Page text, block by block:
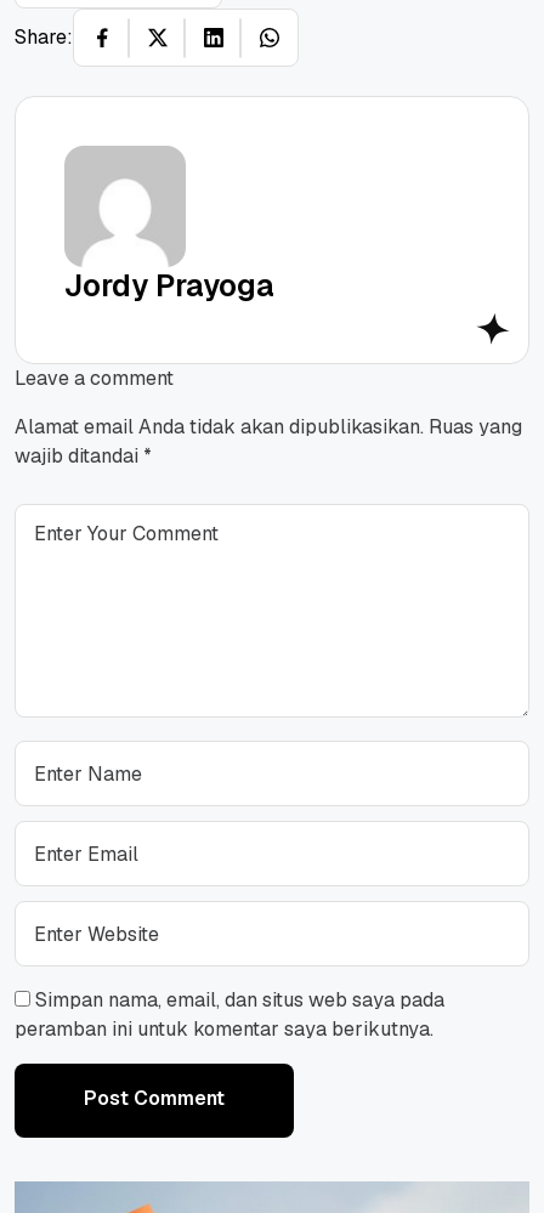
Share:
Jordy Prayoga
Leave a comment
Alamat email Anda tidak akan dipublikasikan. Ruas yang
wajib ditandai *
Simpan nama, email, dan situs web saya pada
peramban ini untuk komentar saya berikutnya.
Post Comment